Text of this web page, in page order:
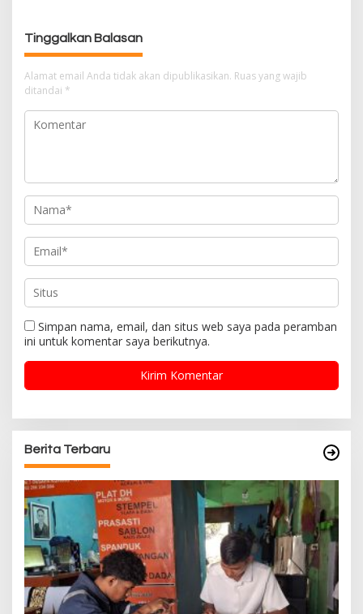
p
s
Tinggalkan Balasan
Alamat email Anda tidak akan dipublikasikan. Ruas yang wajib
ditandai *
Simpan nama, email, dan situs web saya pada peramban
ini untuk komentar saya berikutnya.
Berita Terbaru